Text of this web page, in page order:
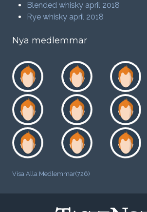
Blended whisky april 2018
Rye whisky april 2018
Nya medlemmar
Visa Alla Medlemmar(726)